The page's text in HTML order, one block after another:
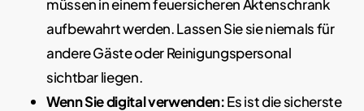
müssen in einem feuersicheren Aktenschrank
aufbewahrt werden. Lassen Sie sie niemals für
andere Gäste oder Reinigungspersonal
sichtbar liegen.
Wenn Sie digital verwenden:Es ist die sicherste